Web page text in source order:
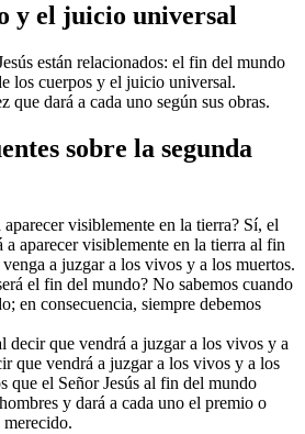
y el juicio universal
están relacionados: el fin del mundo
los cuerpos y el juicio universal.
que dará a cada uno según sus obras.
sobre la segunda
visiblemente en la tierra? Sí, el
a aparecer visiblemente en la tierra al fin
a juzgar a los vivos y a los muertos.
el fin del mundo? No sabemos cuando
en consecuencia, siempre debemos
decir que vendrá a juzgar a los vivos y a
que vendrá a juzgar a los vivos y a los
que el Señor Jesús al fin del mundo
y dará a cada uno el premio o